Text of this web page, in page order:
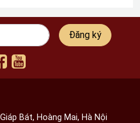
Đăng ký
Bát, Hoàng Mai, Hà Nội​